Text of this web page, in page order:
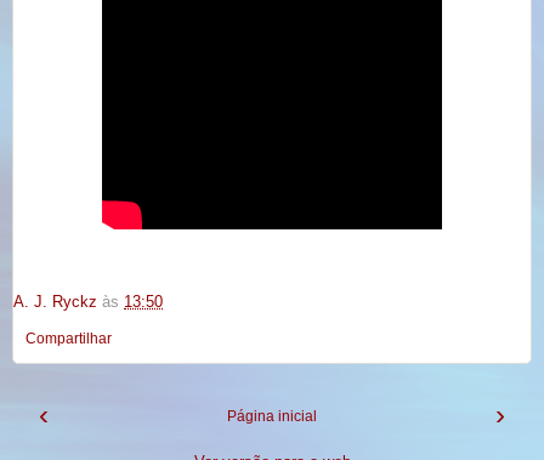
A. J. Ryckz às 13:50
Compartilhar
‹ ›
Página inicial